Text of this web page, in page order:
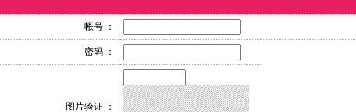
帐号 ：
密码 ：
图片验证 ：